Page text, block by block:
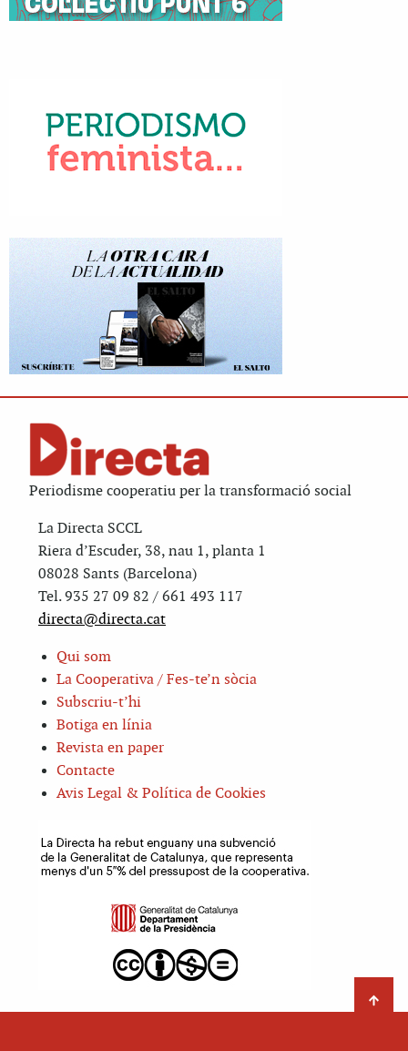
Periodisme cooperatiu per la transformació social
La Directa SCCL
Riera d’Escuder, 38, nau 1, planta 1
08028 Sants (Barcelona)
Tel. 935 27 09 82 / 661 493 117
directa@directa.cat
Qui som
La Cooperativa / Fes-te’n sòcia
Subscriu-t’hi
Botiga en línia
Revista en paper
Contacte
Avis Legal & Política de Cookies